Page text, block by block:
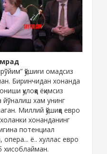
қўшиғи омадсиз
Биринчидан хонанда
қулоққа ёқимсиз
йўналиш хам унинг
Миллий қўшиққа евро
хонанданинг
потенциал
опера... ё.. хуллас евро
хисоблайман.